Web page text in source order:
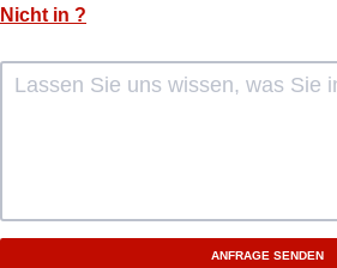
Nicht in ?
ANFRAGE SENDEN